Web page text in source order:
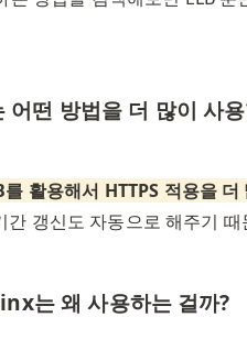
어떤 방법을 더 많이 사
활용해서 HTTPS 적용을 더
간 갱신도 자동으로 해주기 때
는 왜 사용하는 걸까?